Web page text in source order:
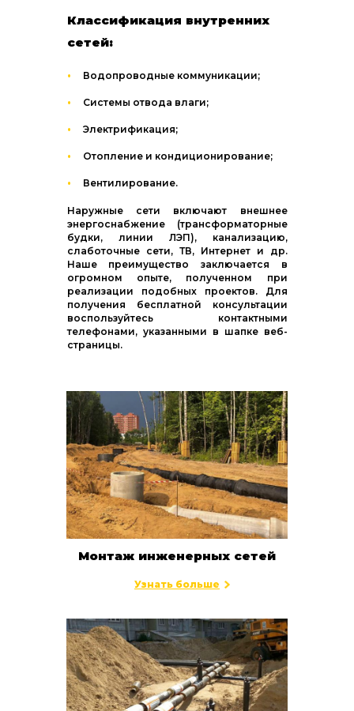
Классификация внутренних
сетей:
Водопроводные коммуникации;
Системы отвода влаги;
Электрификация;
Отопление и кондиционирование;
Вентилирование.
Наружные сети включают внешнее
энергоснабжение (трансформаторные
будки, линии ЛЭП), канализацию,
слаботочные сети, ТВ, Интернет и др.
Наше преимущество заключается в
огромном опыте, полученном при
реализации подобных проектов. Для
получения бесплатной консультации
воспользуйтесь контактными
телефонами, указанными в шапке веб-
страницы.
Монтаж инженерных сетей
Узнать больше